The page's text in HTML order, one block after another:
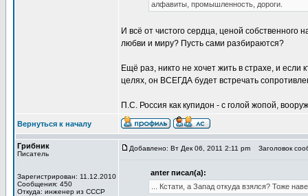
алфавиты, промышленность, дороги.
И всё от чистого сердца, ценой собственного
любви и миру? Пусть сами разбираются?
Ещё раз, никто не хочет жить в страхе, и если
целях, он ВСЕГДА будет встречать
П.С. Россия как купидон - с голой жопой,
Вернуться к началу
Грибник
Писатель
Зарегистрирован: 11.12.2010
Сообщения: 450
Откуда: инженер из СССР
Добавлено: Вт Дек 06, 2011 2:11 pm Заголовок
anter писал(а):
... Кстати, а Запад откуда взялся? Тоже